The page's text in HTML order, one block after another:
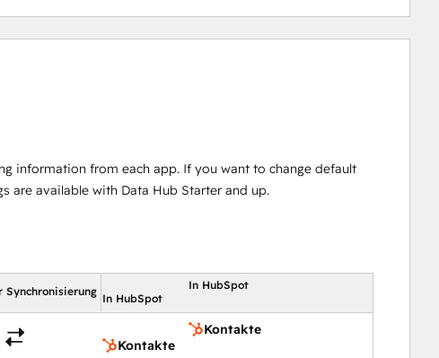
information from each app. If you want to change default
are available with Data Hub Starter and up.
Synchronisierung
In HubSpot
In HubSpot
Kontakte
Kontakte